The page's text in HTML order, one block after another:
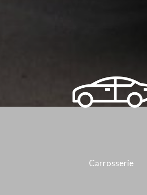
Carrosserie